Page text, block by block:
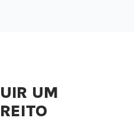
UM